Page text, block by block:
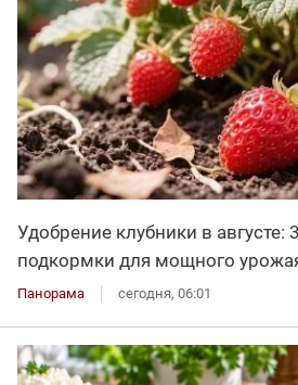
Удобрение клубники в
подкормки для мощного
Панорама сегодня, 06:01